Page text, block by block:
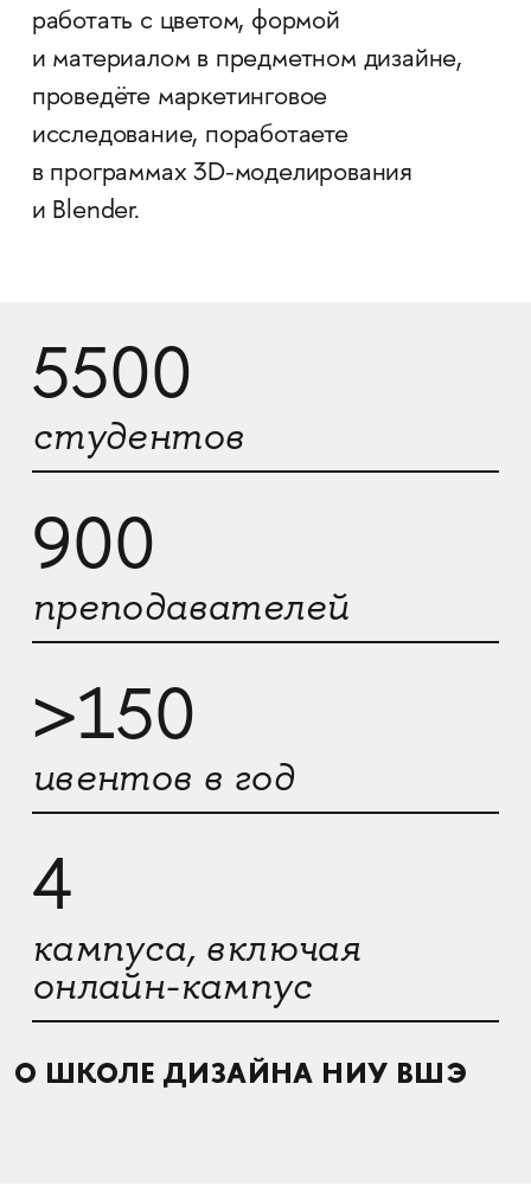
работать с цветом, формой
и материалом в предметном дизайне,
проведёте маркетинговое
исследование, поработаете
в программах 3D-моделирования
и Blender.
5500
студентов
900
преподавателей
>150
ивентов в год
4
кампуса, включая
онлайн-кампус
О ШКОЛЕ ДИЗАЙНА НИУ ВШЭ